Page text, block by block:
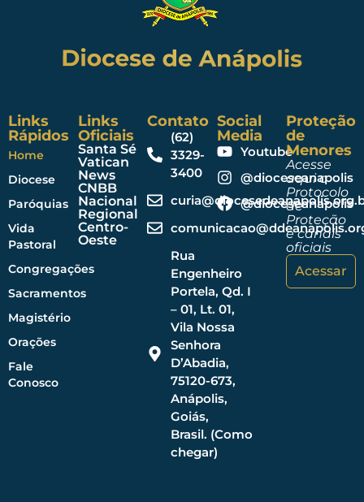
Links
Rápidos
Home
Diocese
Paróquias
Vida
Pastoral
Congregações
Sacramentos
Magistério
Orações
Fale
Conosco
Links
Oficiais
Santa Sé
Vatican
News
CNBB
Nacional
Regional
Centro-
Oeste
Contato
(62)
3329-
3400
Rua
Engenheiro
Portela, Qd. I
– 01, Lt. 01,
Vila Nossa
Senhora
D’Abadia,
75120-673,
Anápolis,
Goiás,
Brasil. (Como
chegar)
Social
Media
Youtube
@dioceseanapolis
@dioceseanapolis
Proteção
de
Menores
Acesse
aqui o
Protocolo
de
Proteção
e canais
oficiais
Acessar